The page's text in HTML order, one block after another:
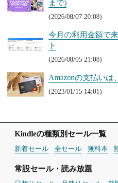
まで)
(2026/08/07 20:08)
今月の利用金額で
ト
(2026/08/05 21:08)
Amazonの支払いは
(2023/01/15 14:01)
Kindleの種類別セール一覧
新着セール 全セール 無料本
常設セール・読み放題